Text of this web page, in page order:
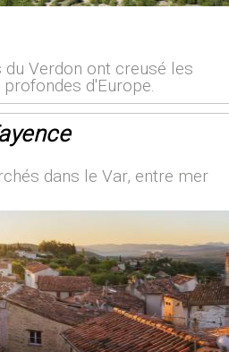
du Verdon ont creusé les
d'Europe.
dans le Var, entre mer